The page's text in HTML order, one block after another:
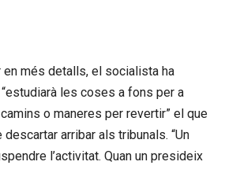
en més detalls, el socialista ha
les coses a fons per a
o maneres per revertir” el que
arribar als tribunals. “Un
l’activitat. Quan un presideix